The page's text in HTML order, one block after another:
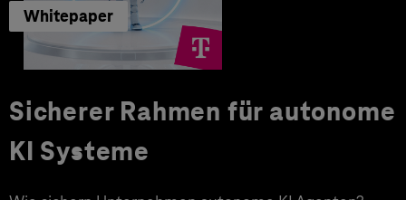
Whitepaper
Sicherer Rahmen für autonome
KI Systeme